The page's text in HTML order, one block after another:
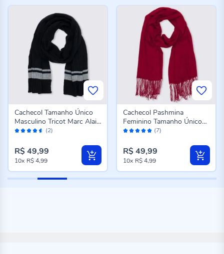
Avaliação: (2)
Cachecol Tamanho Único
Masculino Tricot Marc Alain
- PRETO U
R$ 49,99
10x R$ 4,99
Avaliação: (7)
Cachecol Pashmina
Feminino Tamanho Único
Patrícia Foster - BORDO U
R$ 49,99
10x R$ 4,99